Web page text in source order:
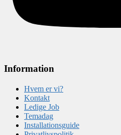
Information
Hvem er vi?
Kontakt
Ledige Job
Temadag
Installationsguide